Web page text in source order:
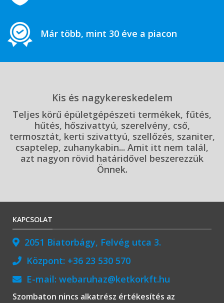
Már több, mint 30 éve a piacon
Kis és nagykereskedelem
Teljes körű épületgépészeti termékek, fűtés,
hűtés, hőszivattyú, szerelvény, cső,
termosztát, kerti szivattyú, szellőzés, szaniter,
csaptelep, zuhanykabin... Amit itt nem talál,
azt nagyon rövid határidővel beszerezzük
Önnek.
KAPCSOLAT
2051 Biatorbágy, Felvég utca 3.
Központ: +36 23 530 570
E-mail: webaruhaz@ketkorkft.hu
Szombaton nincs alkatrész értékesítés az